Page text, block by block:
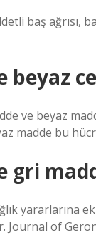
baş ağrısı,
beyaz
ve beyaz
madde bu
gri
yararlarına
Journal of